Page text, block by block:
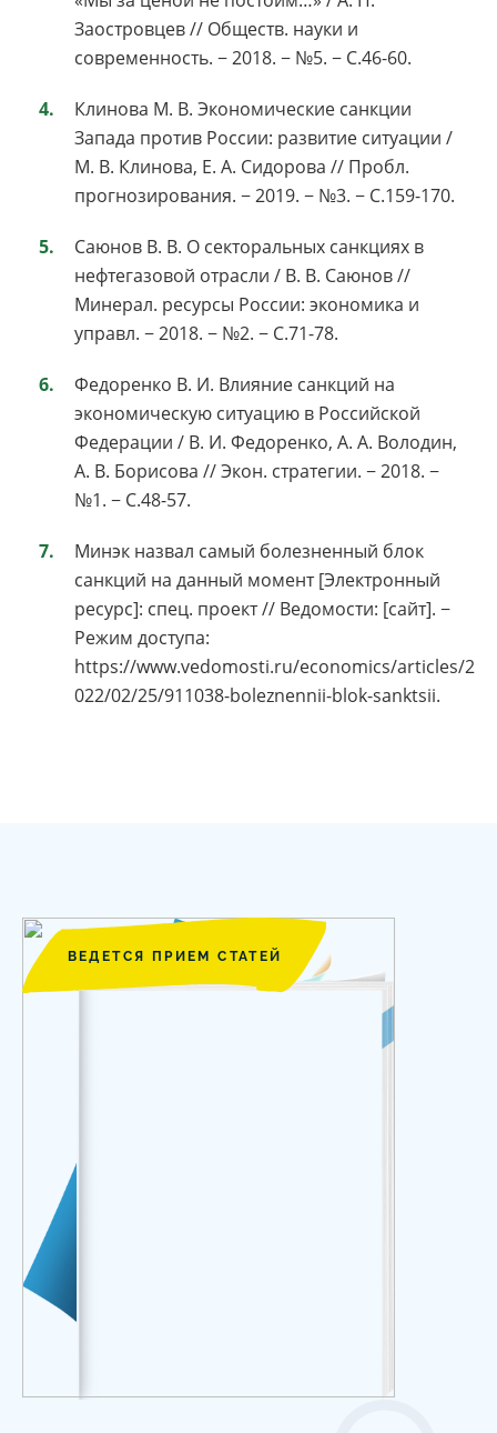
Заостровцев // Обществ. науки и
современность. − 2018. − №5. − С.46-60.
Клинова М. В. Экономические санкции
Запада против России: развитие ситуации /
М. В. Клинова, Е. А. Сидорова // Пробл.
прогнозирования. − 2019. − №3. − С.159-170.
Саюнов В. В. О секторальных санкциях в
нефтегазовой отрасли / В. В. Саюнов //
Минерал. ресурсы России: экономика и
управл. − 2018. − №2. − С.71-78.
Федоренко В. И. Влияние санкций на
экономическую ситуацию в Российской
Федерации / В. И. Федоренко, А. А. Володин,
А. В. Борисова // Экон. стратегии. − 2018. −
№1. − С.48-57.
Минэк назвал самый болезненный блок
санкций на данный момент [Электронный
ресурс]: спец. проект // Ведомости: [сайт]. −
Режим доступа:
https://www.vedomosti.ru/economics/articles/2
022/02/25/911038-boleznennii-blok-sanktsii.
ВЕДЕТСЯ ПРИЕМ СТАТЕЙ